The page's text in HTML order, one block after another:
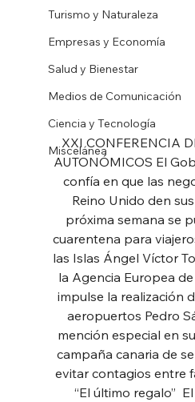
Turismo y Naturaleza
Empresas y Economía
Salud y Bienestar
Medios de Comunicación
Ciencia y Tecnología
Miscelánea
XXI CONFERENCIA
AUTONÓMICOS El
confía en que las
Reino Unido den
próxima semana se
cuarentena para
las Islas Ángel Víctor
la Agencia Europea
impulse la realización
aeropuertos Pedro
mención especial en
campaña canaria de
evitar contagios entre
“El último regalo”